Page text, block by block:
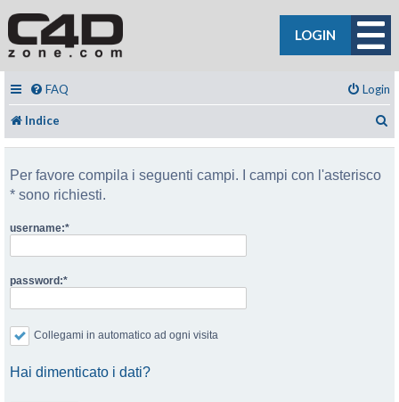
LOGIN
FAQ Login
Indice
Per favore compila i seguenti campi. I campi con l'asterisco
* sono richiesti.
username:
password:
Collegami in automatico ad ogni visita
Hai dimenticato i dati?